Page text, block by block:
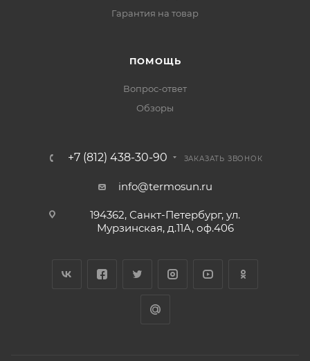
Гарантия на товар
ПОМОЩЬ
Вопрос-ответ
Обзоры
+7 (812) 438-30-90 ЗАКАЗАТЬ ЗВОНОК
info@termosun.ru
194362, Санкт-Петербург, ул.
Мурзинская, д.11А, оф.406